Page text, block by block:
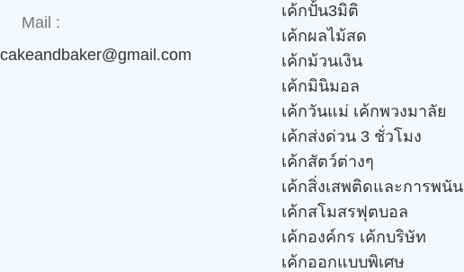
Mail :
cakeandbaker@gmail.com
เค้กปั้น3มิติ
เค้กผลไม้สด
เค้กม้วนเงิน
เค้กมินิมอล
เค้กวันแม่ เค้กพวงมาลัย
เค้กส่งด่วน 3 ชั่วโมง
เค้กสัตว์ต่างๆ
เค้กสิ่งเสพติดและการพนัน
เค้กสโมสรฟุตบอล
เค้กองค์กร เค้กบริษัท
เค้กออกแบบพิเศษ